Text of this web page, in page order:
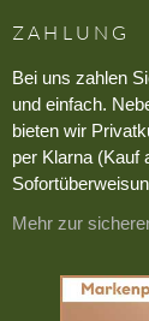
ZAHLUNG
Bei uns zahlen
und einfach.
bieten wir
per Klarna (Kauf
Mehr zur